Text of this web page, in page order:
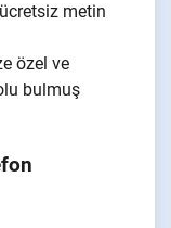
metin
özel ve
bulmuş